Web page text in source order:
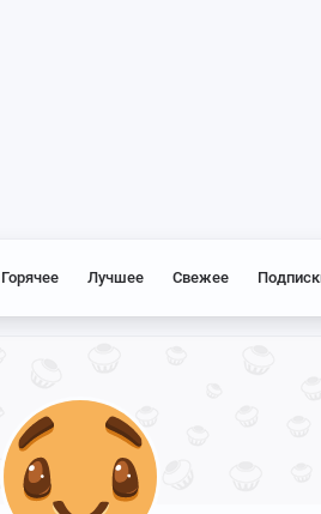
Горячее Лучшее Свежее